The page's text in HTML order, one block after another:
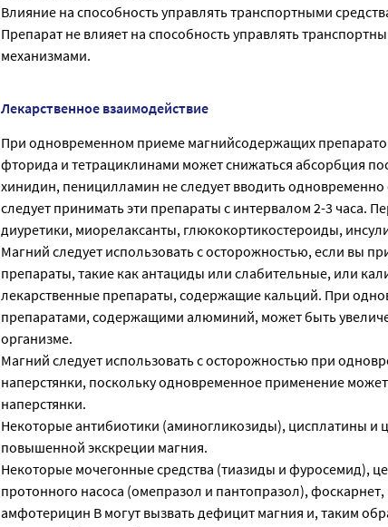
Влияние на способность управлять транспортными
Препарат не влияет на способность управлять
механизмами.
Лекарственное взаимодействие
При одновременном приеме магнийсодержащих
фторида и тетрациклинами может снижаться абсорбция
хинидин, пеницилламин не следует вводить
следует принимать эти препараты с интервалом 2-3 часа.
диуретики, миорелаксанты, глюкокортикостероиды,
Магний следует использовать с осторожностью, если вы
препараты, такие как антациды или слабительные, или
лекарственные препараты, содержащие кальций. При
препаратами, содержащими алюминий, может быть
организме.
Магний следует использовать с осторожностью при
наперстянки, поскольку одновременное применение
наперстянки.
Некоторые антибиотики (аминогликозиды), цисплатины и
повышенной экскреции магния.
Некоторые мочегонные средства (тиазиды и фуросемид),
протонного насоса (омепразол и пантопразол),
амфотерицин В могут вызвать дефицит магния и, таким